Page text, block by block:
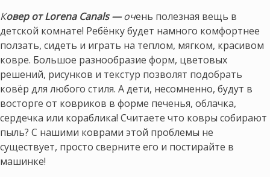
Ковер от Lorena Canals —очень полезная вещь в
детской комнате! Ребёнку будет намного комфортнее
ползать, сидеть и играть на теплом, мягком, красивом
ковре. Большое разнообразие форм, цветовых
решений, рисунков и текстур позволят подобрать
ковёр для любого стиля. А дети, несомненно, будут в
восторге от ковриков в форме печенья, облачка,
сердечка или кораблика! Считаете что ковры собирают
пыль? С нашими коврами этой проблемы не
существует, просто сверните его и постирайте в
машинке!